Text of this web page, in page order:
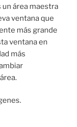
área maestra
ventana que
más grande
ventana en
más